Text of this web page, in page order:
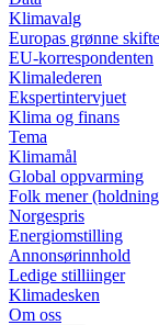
Klimavalg
Europas grønne skifte
EU-korrespondenten
Klimalederen
Ekspertintervjuet
Klima og finans
Tema
Klimamål
Global oppvarming
Folk mener
Norgespris
Energiomstilling
Annonsørinnhold
Ledige stilliinger
Klimadesken
Om oss